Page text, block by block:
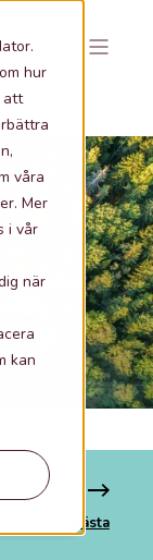
hur
att
våra
Mer
i vår
när
kan
Nästa